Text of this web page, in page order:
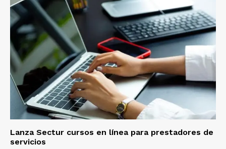
Lanza Sectur cursos en línea para prestadores de
servicios